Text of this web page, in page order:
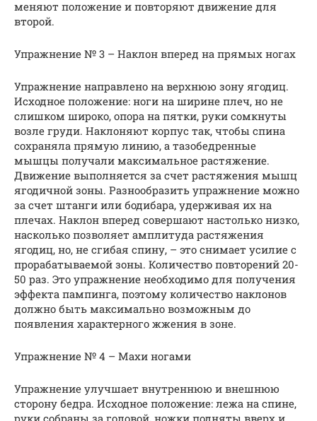
меняют положение и повторяют движение для
второй.
Упражнение № 3 – Наклон вперед на прямых ногах
Упражнение направлено на верхнюю зону ягодиц.
Исходное положение: ноги на ширине плеч, но не
слишком широко, опора на пятки, руки сомкнуты
возле груди. Наклоняют корпус так, чтобы спина
сохраняла прямую линию, а тазобедренные
мышцы получали максимальное растяжение.
Движение выполняется за счет растяжения мышц
ягодичной зоны. Разнообразить упражнение можно
за счет штанги или бодибара, удерживая их на
плечах. Наклон вперед совершают настолько низко,
насколько позволяет амплитуда растяжения
ягодиц, но, не сгибая спину, – это снимает усилие с
прорабатываемой зоны. Количество повторений 20-
50 раз. Это упражнение необходимо для получения
эффекта пампинга, поэтому количество наклонов
должно быть максимально возможным до
появления характерного жжения в зоне.
Упражнение № 4 – Махи ногами
Упражнение улучшает внутреннюю и внешнюю
сторону бедра. Исходное положение: лежа на спине,